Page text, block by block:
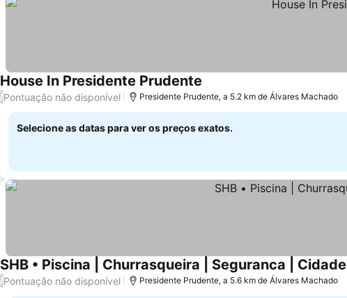
House In Presidente Prudente
/Pontuação não disponível Presidente Prudente, a 5.2 km de Álvares Machado
Selecione as datas para ver os preços exatos.
SHB • Piscina | Churrasqueira | Seguranca | Cidade
/Pontuação não disponível Presidente Prudente, a 5.6 km de Álvares Machado